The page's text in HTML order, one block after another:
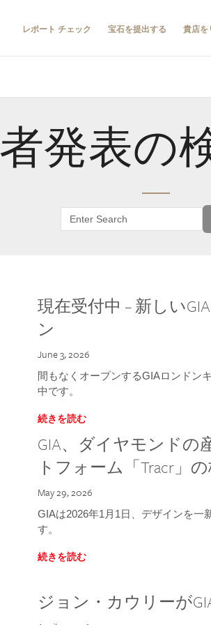
レポート チェック 宝石を提出する 貴店を
発表の
現在受付中 – 新しい
ン
June 3, 2026
間もなくオープンするGIAロンドン
中です。
続きを読む
GIA、ダイヤモンドの
トフォーム「Tracr」
May 29, 2026
GIAは2026年1月1日、デザインを一
す。
続きを読む
ジョン・カウリーが